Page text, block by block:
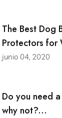
The Best Dog
Protectors for
junio 04, 2020
Do you need
why not?...